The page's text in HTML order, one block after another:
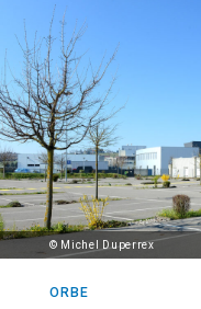
© Michel Duperrex
ORBE